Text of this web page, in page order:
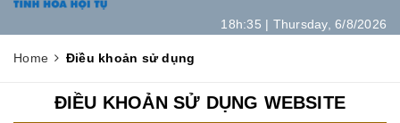
HOME INTRODUCTION LEGAL SERVICES
HOW TO SET UP A NEW COMPANY IN VIETNAM
18h:35 | Thursday, 6/8/2026
Home Điều khoản sử dụng
ĐIỀU KHOẢN SỬ DỤNG WEBSITE